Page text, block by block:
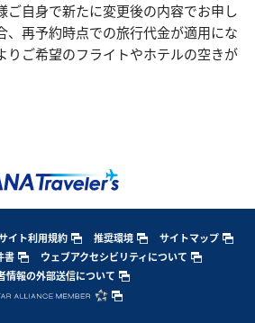
ご自身で新たに変更後の内容でお申し
、再予約時点での旅行代金が適用にな
りご希望のフライトやホテルの空きが
イト利用規約 推奨環境
サイトマップ
書
ウェブアクセシビリティについて
情報の外部送信について